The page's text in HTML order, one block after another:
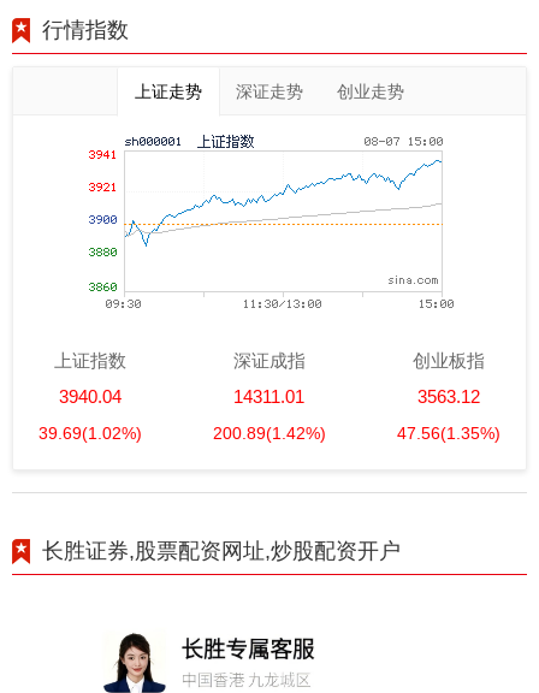
行情指数
上证走势 深证走势 创业走势
上证指数
3940.04
39.69(1.02%)
深证成指
14311.01
200.89(1.42%)
创业板指
3563.12
47.56(1.35%)
长胜证券,股票配资网址,炒股配资开户